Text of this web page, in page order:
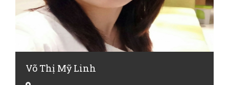
Võ Thị Mỹ Linh